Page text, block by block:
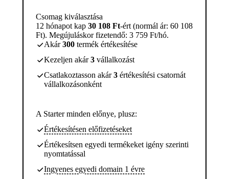
Csomag kiválasztása
12 hónapot kap 30 108 Ft-ért (normál ár: 60 108
Ft). Megújuláskor fizetendő: 3 759 Ft/hó.
Akár300 termék értékesítése
Kezeljen akár3 vállalkozást
Csatlakoztasson akár3 értékesítési csatornát
vállalkozásonként
A Starter minden előnye, plusz:
Értékesítésen előfizetéseket
Értékesítsen egyedi termékeket igény szerinti
nyomtatással
Ingyenes egyedi domain 1 évre